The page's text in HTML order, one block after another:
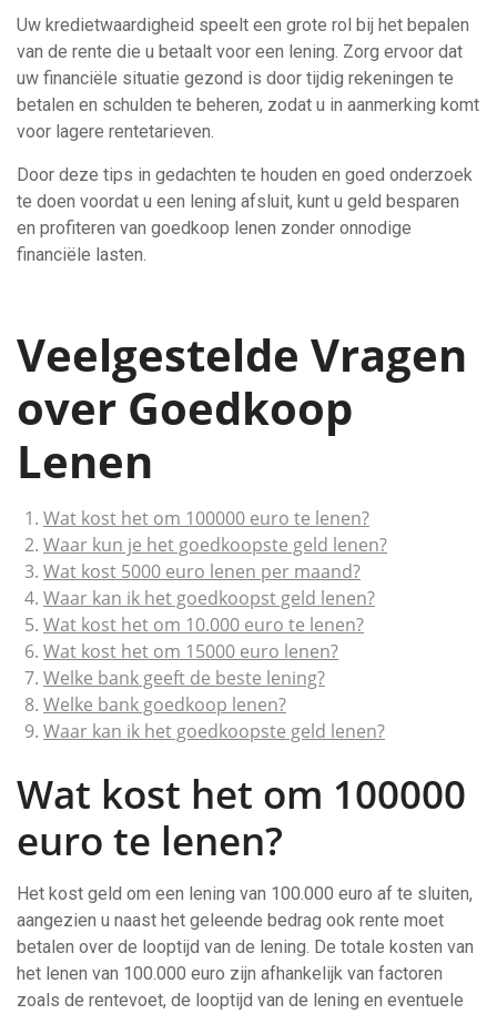
Uw kredietwaardigheid speelt een grote rol bij het bepalen
van de rente die u betaalt voor een lening. Zorg ervoor dat
uw financiële situatie gezond is door tijdig rekeningen te
betalen en schulden te beheren, zodat u in aanmerking komt
voor lagere rentetarieven.
Door deze tips in gedachten te houden en goed onderzoek
te doen voordat u een lening afsluit, kunt u geld besparen
en profiteren van goedkoop lenen zonder onnodige
financiële lasten.
Veelgestelde Vragen
over Goedkoop
Lenen
Wat kost het om 100000 euro te lenen?
Waar kun je het goedkoopste geld lenen?
Wat kost 5000 euro lenen per maand?
Waar kan ik het goedkoopst geld lenen?
Wat kost het om 10.000 euro te lenen?
Wat kost het om 15000 euro lenen?
Welke bank geeft de beste lening?
Welke bank goedkoop lenen?
Waar kan ik het goedkoopste geld lenen?
Wat kost het om 100000
euro te lenen?
Het kost geld om een lening van 100.000 euro af te sluiten,
aangezien u naast het geleende bedrag ook rente moet
betalen over de looptijd van de lening. De totale kosten van
het lenen van 100.000 euro zijn afhankelijk van factoren
zoals de rentevoet, de looptijd van de lening en eventuele